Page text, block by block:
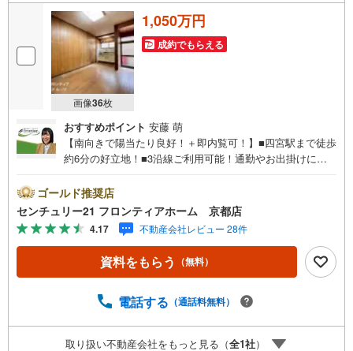
画像36枚
1,050万円
成約でもらえる
おすすめポイント 安藤 萌
【南向きで陽当たり良好！＋即内覧可！】■四宮駅まで徒歩
約6分の好立地！■3沿線ご利用可能！通勤やお出掛けに便
特徴・近隣には商業施設多数あり生活至便！・収納スペー
ス豊富でたっぷり収納可能！・駐車1台可能、お車お持ちの
方も安心ですね！ 立地・音羽小学校まで徒歩約4分・音羽
中学校まで徒歩約12分 弊社が選ばれる理由 1.お金の扱い方
のプロ、ファイナンシャルプランナーが資金計画をサポー
ト！2.買い替えなどにも対応できる売却専門チームあり！
ように審査が可能！4.物件のお引渡し後に必要になったお
5.定期的にご連絡を繋ぎ、有事の際に迅速にサポートいた
します弊社は専門家同士が連携をとっているため、より多
ゴールド推奨店
センチュリー21 フロンティアホーム 京都店
4.17 不動産会社レビュー 28件
資料をもらう （無料）
電話する （通話料無料）
取り扱い不動産会社をもっと見る（全1社）